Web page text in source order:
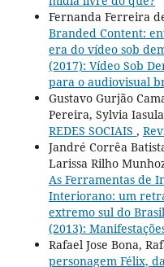
Fernanda Ferreira
Branded Content:
era do vídeo sob
(2017): Vídeo Sob
para o audiovisual
Gustavo Gurjão
Pereira, Sylvia
REDES SOCIAIS ,
Jandré Corrêa
Larissa Rilho
As Ferramentas de
Interiorano: um
extremo sul do Brasil
(2013):
Rafael Jose Bona,
personagem Félix,